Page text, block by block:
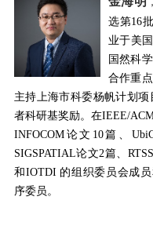
选第16
业于美国
国然科
合作重
主持上海市科委杨帆计划项
者科研基奖励。在IEEE/
INFOCOM论文 10篇、
SIGSPATIAL论文2篇、 RTSS
和IOTDI 的组织委员会成
序委员。